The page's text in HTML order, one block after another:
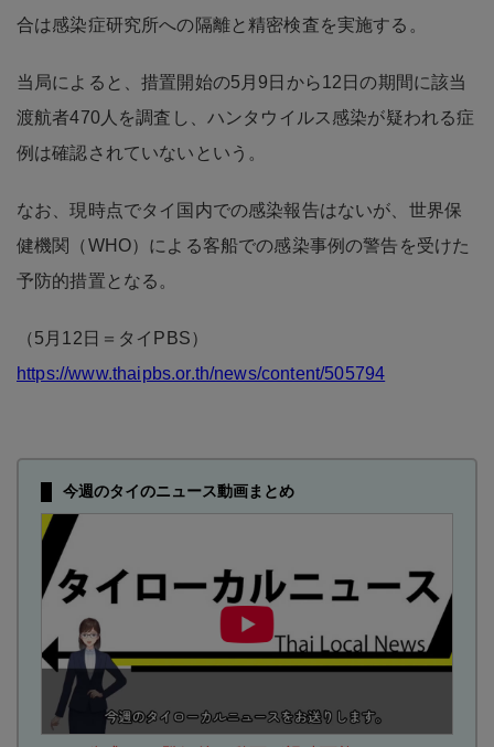
合は感染症研究所への隔離と精密検査を実施する。
当局によると、措置開始の5月9日から12日の期間に該当
渡航者470人を調査し、ハンタウイルス感染が疑われる症
例は確認されていないという。
なお、現時点でタイ国内での感染報告はないが、世界保
健機関（WHO）による客船での感染事例の警告を受けた
予防的措置となる。
（5月12日＝タイPBS）
https://www.thaipbs.or.th/news/content/505794
今週のタイのニュース動画まとめ